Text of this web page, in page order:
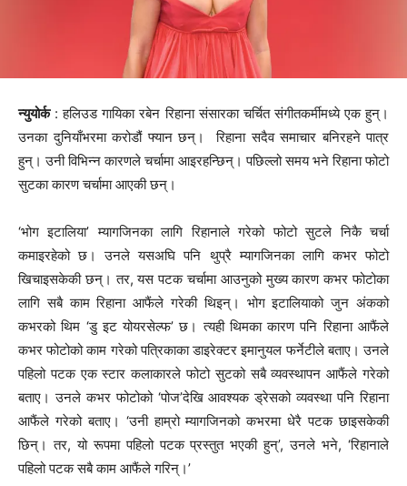
न्युयोर्क: हलिउड गायिका रबेन रिहाना संसारका चर्चित संगीतकर्मीमध्ये एक हुन्।
उनका दुनियाँभरमा करोडौं फ्यान छन्। रिहाना सदैव समाचार बनिरहने पात्र
हुन्। उनी विभिन्न कारणले चर्चामा आइरहन्छिन्। पछिल्लो समय भने रिहाना फोटो
सुटका कारण चर्चामा आएकी छन्।
‘भोग इटालिया’ म्यागजिनका लागि रिहानाले गरेको फोटो सुटले निकै चर्चा
कमाइरहेको छ। उनले यसअघि पनि थुप्रै म्यागजिनका लागि कभर फोटो
खिचाइसकेकी छन्। तर, यस पटक चर्चामा आउनुको मुख्य कारण कभर फोटोका
लागि सबै काम रिहाना आफैंले गरेकी थिइन्। भोग इटालियाको जुन अंकको
कभरको थिम ‘डु इट योयरसेल्फ’ छ। त्यही थिमका कारण पनि रिहाना आफैंले
कभर फोटोको काम गरेको पत्रिकाका डाइरेक्टर इमानुयल फर्नेटीले बताए। उनले
पहिलो पटक एक स्टार कलाकारले फोटो सुटको सबै व्यवस्थापन आफैंले गरेको
बताए। उनले कभर फोटोको ‘पोज’देखि आवश्यक ड्रेसको व्यवस्था पनि रिहाना
आफैंले गरेको बताए। ‘उनी हाम्रो म्यागजिनको कभरमा धेरै पटक छाइसकेकी
छिन्। तर, यो रूपमा पहिलो पटक प्रस्तुत भएकी हुन्’, उनले भने, ‘रिहानाले
पहिलो पटक सबै काम आफैंले गरिन्।’